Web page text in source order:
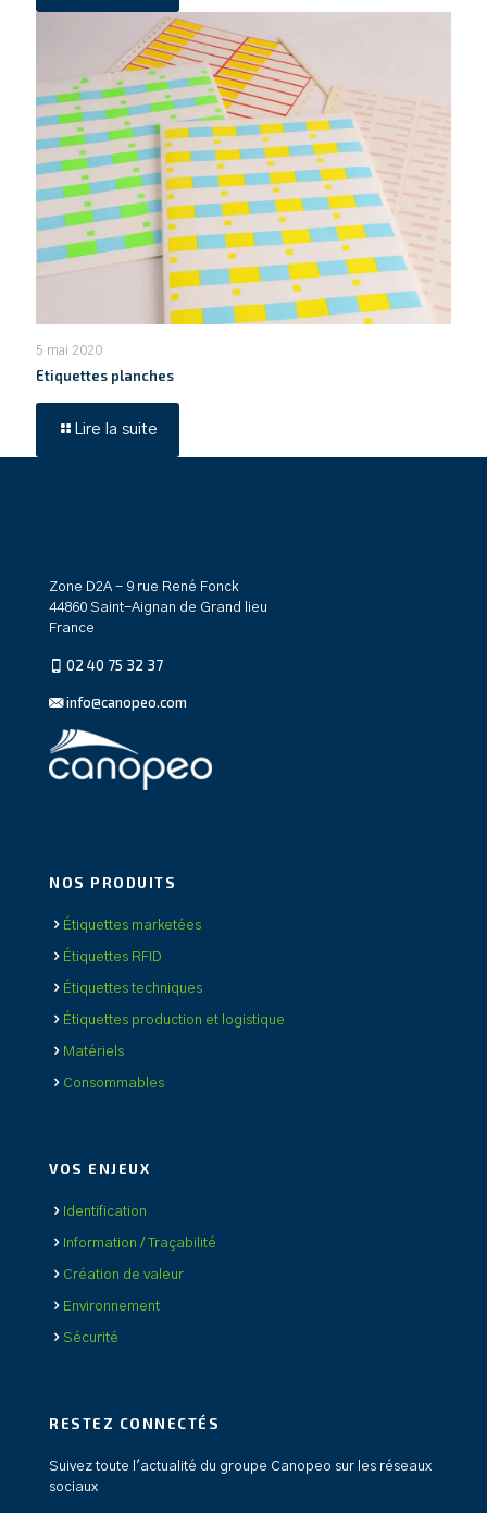
5 mai 2020
Etiquettes planches
Lire la suite
Zone D2A - 9 rue René Fonck
44860 Saint-Aignan de Grand lieu
France
02 40 75 32 37
info@canopeo.com
NOS PRODUITS
Étiquettes marketées
Étiquettes RFID
Étiquettes techniques
Étiquettes production et logistique
Matériels
Consommables
VOS ENJEUX
Identification
Information / Traçabilité
Création de valeur
Environnement
Sécurité
RESTEZ CONNECTÉS
Suivez toute l'actualité du groupe Canopeo sur les réseaux
sociaux